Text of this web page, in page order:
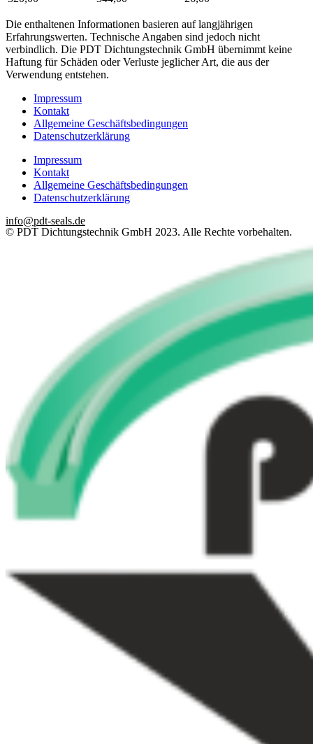
Die enthaltenen Informationen basieren auf langjährigen
Erfahrungswerten. Technische Angaben sind jedoch nicht
verbindlich. Die PDT Dichtungstechnik GmbH übernimmt keine
Haftung für Schäden oder Verluste jeglicher Art, die aus der
Verwendung entstehen.
Impressum
Kontakt
Allgemeine Geschäftsbedingungen
Datenschutzerklärung
Impressum
Kontakt
Allgemeine Geschäftsbedingungen
Datenschutzerklärung
info@pdt-seals.de
© PDT Dichtungstechnik GmbH 2023. Alle Rechte vorbehalten.